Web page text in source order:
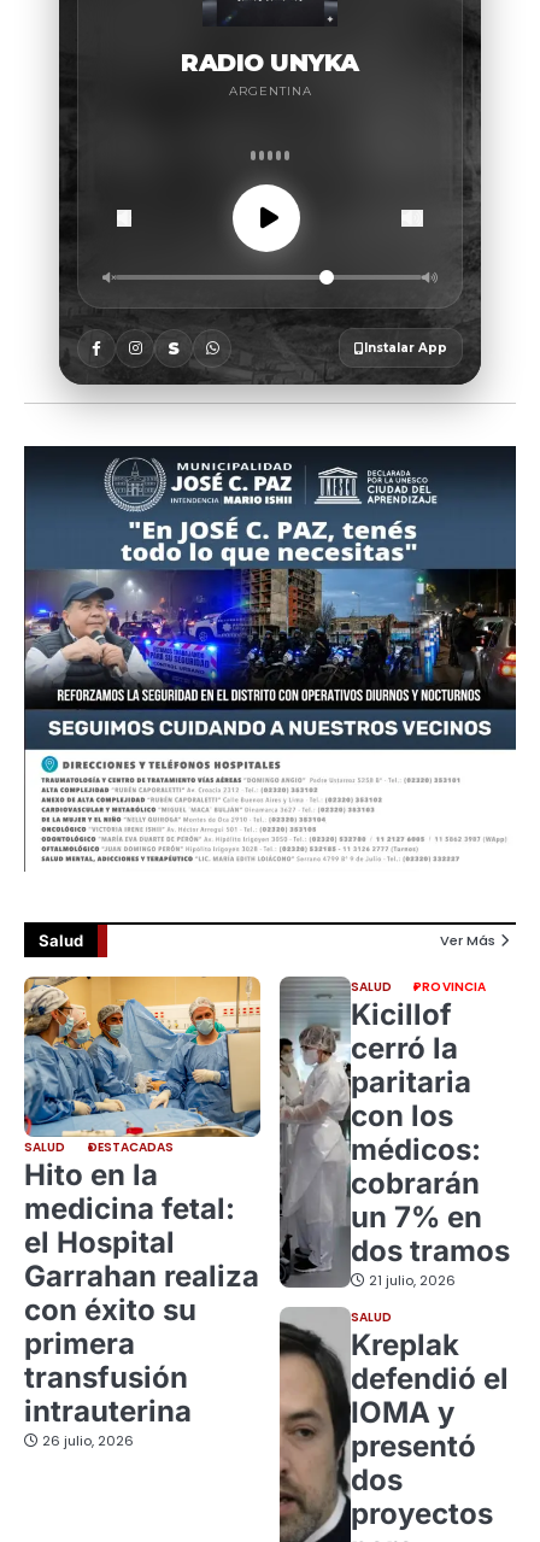
Salud Ver Más
SALUD DESTACADAS
Hito en la
medicina fetal:
el Hospital
Garrahan realiza
con éxito su
primera
transfusión
intrauterina
26 julio, 2026
SALUD PROVINCIA
Kicillof
cerró la
paritaria
con los
médicos:
cobrarán
un 7% en
dos tramos
21 julio, 2026
SALUD
Kreplak
defendió el
IOMA y
presentó
dos
proyectos